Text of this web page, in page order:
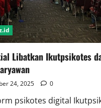
Libatkan Ikutpsikotes
24, 2025 0
psikotes digital